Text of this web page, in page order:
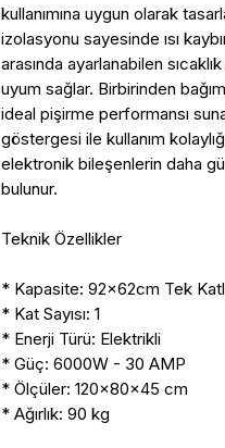
kullanımına uygun olarak
izolasyonu sayesinde ısı
arasında ayarlanabilen
uyum sağlar. Birbirinden
ideal pişirme performansı
göstergesi ile kullanım
elektronik bileşenlerin daha
bulunur.
Teknik Özellikler
* Kapasite: 92×62cm Tek
* Kat Sayısı: 1
* Enerji Türü: Elektrikli
* Güç: 6000W - 30 AMP
* Ölçüler: 120x80x45 cm
* Ağırlık: 90 kg